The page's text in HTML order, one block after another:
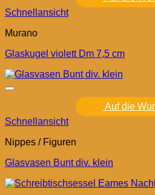
Schnellansicht
Murano
Glaskugel violett Dm 7,5 cm
Auf die
Schnellansicht
Nippes / Figuren
Glasvasen Bunt div. klein